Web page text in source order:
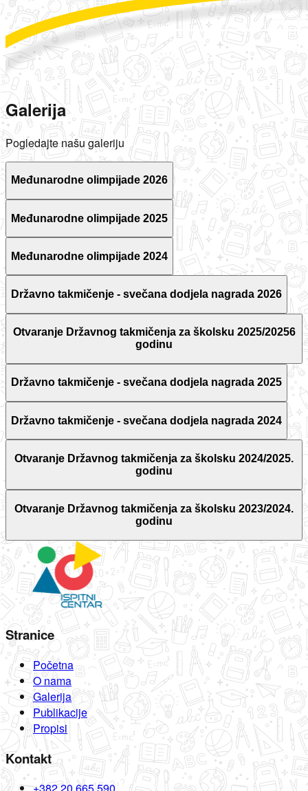
Galerija
Pogledajte našu galeriju
Međunarodne olimpijade 2026
Međunarodne olimpijade 2025
Međunarodne olimpijade 2024
Državno takmičenje - svečana dodjela nagrada 2026
Otvaranje Državnog takmičenja za školsku 2025/20256
godinu
Državno takmičenje - svečana dodjela nagrada 2025
Državno takmičenje - svečana dodjela nagrada 2024
Otvaranje Državnog takmičenja za školsku 2024/2025.
godinu
Otvaranje Državnog takmičenja za školsku 2023/2024.
godinu
Stranice
Početna
O nama
Galerija
Publikacije
Propisi
Kontakt